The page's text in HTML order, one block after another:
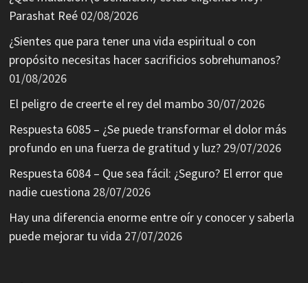
Parashat Reé 02/08/2026
¿Sientes que para tener una vida espiritual o con
propósito necesitas hacer sacrificios sobrehumanos?
01/08/2026
El peligro de creerte el rey del mambo 30/07/2026
Respuesta 6085 – ¿Se puede transformar el dolor más
profundo en una fuerza de gratitud y luz? 29/07/2026
Respuesta 6084 – Que sea fácil: ¿Seguro? El error que
nadie cuestiona 28/07/2026
Hay una diferencia enorme entre oír y conocer y saberla
puede mejorar tu vida 27/07/2026